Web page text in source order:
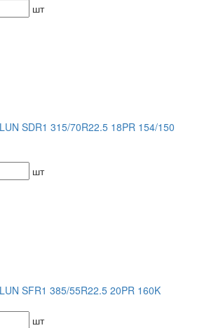
шт
SDR1 315/70R22.5 18PR 154/150
шт
SFR1 385/55R22.5 20PR 160K
шт